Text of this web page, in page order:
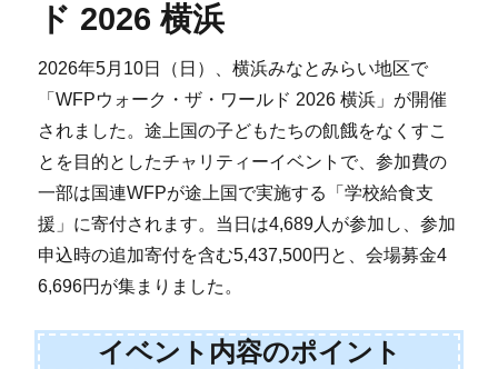
ド 2026 横浜
2026年5月10日（日）、横浜みなとみらい地区で
「WFPウォーク・ザ・ワールド 2026 横浜」が開催
されました。途上国の子どもたちの飢餓をなくすこ
とを目的としたチャリティーイベントで、参加費の
一部は国連WFPが途上国で実施する「学校給食支
援」に寄付されます。当日は4,689人が参加し、参加
申込時の追加寄付を含む5,437,500円と、会場募金4
6,696円が集まりました。
イベント内容のポイント